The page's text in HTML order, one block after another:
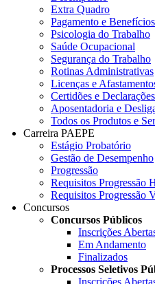
Extra Quadro
Pagamento e Benefícios
Psicologia do Trabalho
Saúde Ocupacional
Segurança do Trabalho
Rotinas Administrativas
Licenças e
Certidões e Declarações
Aposentadoria e
Todos os Produtos e
Carreira PAEPE
Estágio Probatório
Gestão de Desempenho
Progressão
Requisitos Progressão
Requisitos Progressão
Concursos
Concursos Públicos
Inscrições
Em Andamento
Finalizados
Processos Seletivos
Inscrições